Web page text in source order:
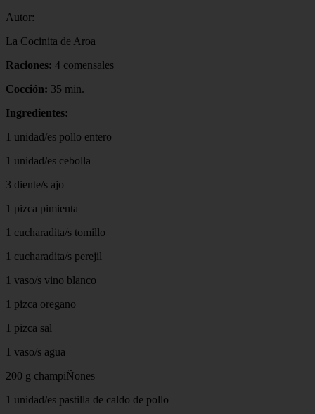
Autor:
La Cocinita de Aroa
Raciones: 4 comensales
Cocción: 35 min.
Ingredientes:
1 unidad/es pollo entero
1 unidad/es cebolla
3 diente/s ajo
1 pizca pimienta
1 cucharadita/s tomillo
1 cucharadita/s perejil
1 vaso/s vino blanco
1 pizca oregano
1 pizca sal
1 vaso/s agua
200 g champiÑones
1 unidad/es pastilla de caldo de pollo